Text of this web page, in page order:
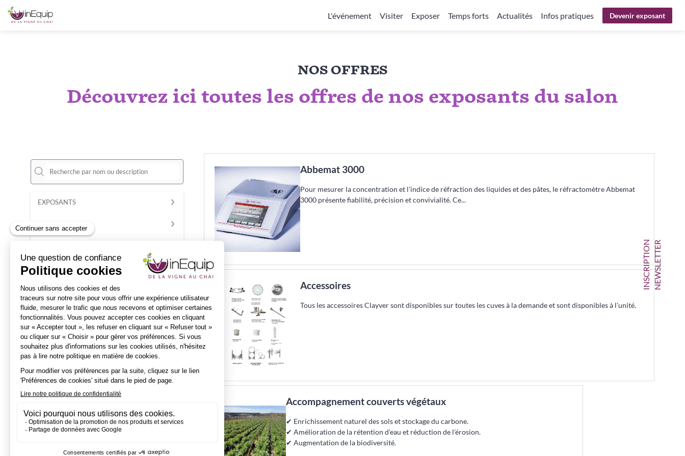
L'événement Visiter Exposer Temps forts Actualités Infos pratiques Devenir exposant
NOS OFFRES
Découvrez ici toutes les offres de nos exposants du salon
EXPOSANTS
Effacer tous les filtres
Abbemat 3000
Pour mesurer la concentration et l'indice de réfraction des liquides et des pâtes, le réfractomètre Abbemat
3000 présente fiabilité, précision et convivialité. Ce...
Accessoires
Tous les accessoires Clayver sont disponibles sur toutes les cuves à la demande et sont disponibles à l'unité.
Accompagnement couverts végétaux
✔ Enrichissement naturel des sols et stockage du carbone.
✔ Amélioration de la rétention d’eau et réduction de l’érosion.
✔ Augmentation de la biodiversité.
INSCRIPTIONNEWSLETTER